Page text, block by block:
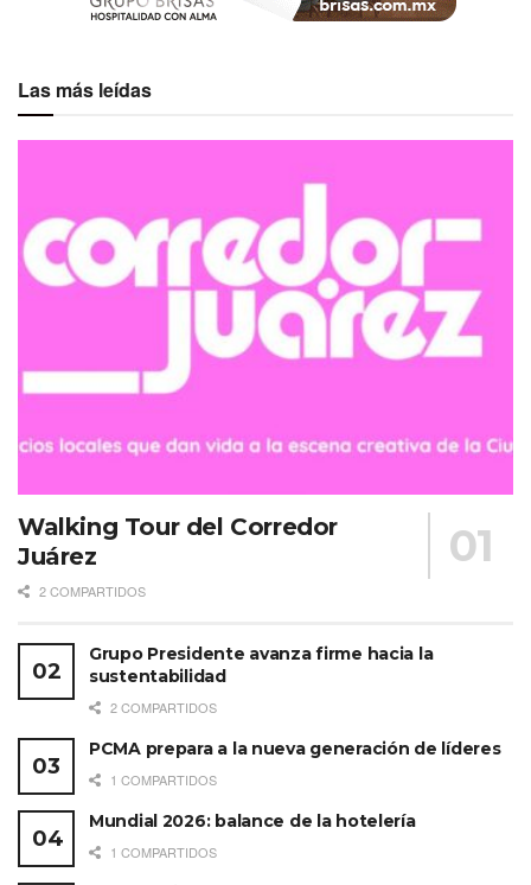
Las más leídas
Walking Tour del Corredor
Juárez
2 COMPARTIDOS
Grupo Presidente avanza firme hacia la
sustentabilidad
2 COMPARTIDOS
PCMA prepara a la nueva generación de líderes
1 COMPARTIDOS
Mundial 2026: balance de la hotelería
1 COMPARTIDOS